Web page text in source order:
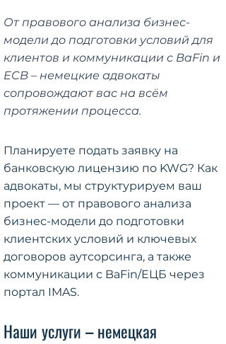
От правового анализа бизнес-
модели до подготовки условий для
клиентов и коммуникации с BaFin и
ECB – немецкие адвокаты
сопровождают вас на всём
протяжении процесса.
Планируете подать заявку на
банковскую лицензию по KWG? Как
адвокаты, мы структурируем ваш
проект — от правового анализа
бизнес-модели до подготовки
клиентских условий и ключевых
договоров аутсорсинга, а также
коммуникации с BaFin/ЕЦБ через
портал IMAS.
Наши услуги – немецкая